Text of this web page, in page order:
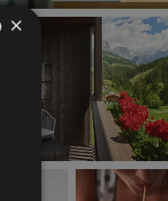
×